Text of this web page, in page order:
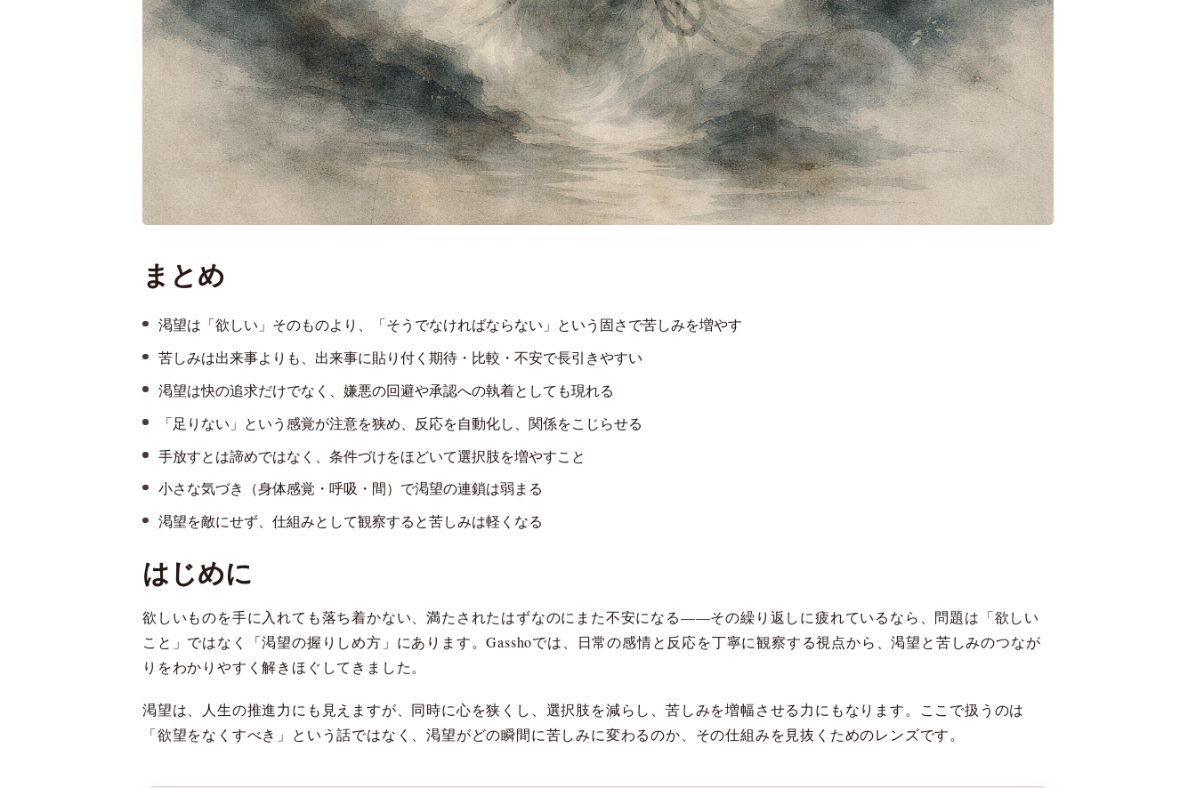
まとめ
渇望は「欲しい」そのものより、「そうでなければならない」という固さで苦しみを増やす
苦しみは出来事よりも、出来事に貼り付く期待・比較・不安で長引きやすい
渇望は快の追求だけでなく、嫌悪の回避や承認への執着としても現れる
「足りない」という感覚が注意を狭め、反応を自動化し、関係をこじらせる
手放すとは諦めではなく、条件づけをほどいて選択肢を増やすこと
小さな気づき（身体感覚・呼吸・間）で渇望の連鎖は弱まる
渇望を敵にせず、仕組みとして観察すると苦しみは軽くなる
はじめに
欲しいものを手に入れても落ち着かない、満たされたはずなのにまた不安になる——その繰り返しに疲れているなら、問題は「欲しい
こと」ではなく「渇望の握りしめ方」にあります。Gasshoでは、日常の感情と反応を丁寧に観察する視点から、渇望と苦しみのつなが
りをわかりやすく解きほぐしてきました。
渇望は、人生の推進力にも見えますが、同時に心を狭くし、選択肢を減らし、苦しみを増幅させる力にもなります。ここで扱うのは
「欲望をなくすべき」という話ではなく、渇望がどの瞬間に苦しみに変わるのか、その仕組みを見抜くためのレンズです。